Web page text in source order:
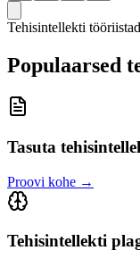
Tehisintellekti tööriistad
Populaarsed
Tasuta
Proovi kohe →
Tehisintellekti